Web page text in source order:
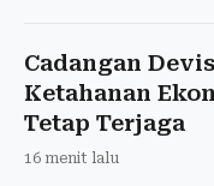
Cadangan
Ketahanan
Tetap Terjaga
16 menit lalu